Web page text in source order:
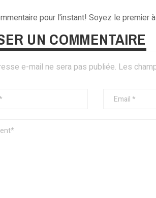
pour l'instant! Soyez le premier
UN COMMENTAIRE
e-mail ne sera pas publiée. Les